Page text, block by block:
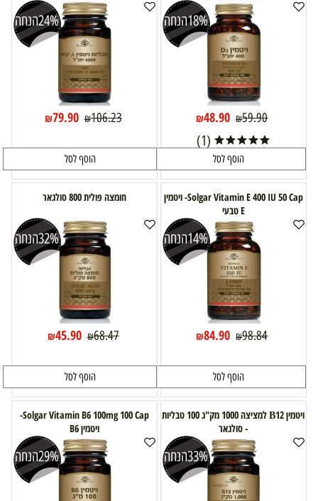
18%הנחה
₪59.90
₪48.90
(1)
הוסף לסל
24%הנחה
₪106.23
₪79.90
הוסף לסל
Solgar Vitamin E 400 IU 50 Cap- ויטמין
E טבעי
14%הנחה
₪98.84
₪84.90
הוסף לסל
חומצה פולית 800 סולגאר
32%הנחה
₪68.47
₪45.90
הוסף לסל
ויטמין В12 למציצה 1000 מק"ג 100 טבליות
- סולגאר
33%הנחה
Solgar Vitamin B6 100mg 100 Cap-
ויטמין B6
29%הנחה